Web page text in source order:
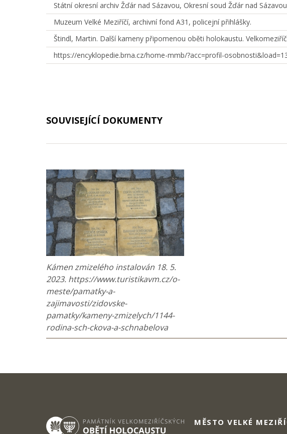
Státní okresní archiv Žďár nad Sázavou, Okresní soud Žďár nad
Muzeum Velké Meziříčí, archivní fond A31, policejní přihlášky.
Štindl, Martin. Další kameny připomenou oběti holokaustu.
https://encyklopedie.brna.cz/home-mmb/?acc=profil-
SOUVISEJÍCÍ DOKUMENTY
Kámen zmizelého instalován 18. 5.
2023. https://www.turistikavm.cz/o-
meste/pamatky-a-
zajimavosti/zidovske-
pamatky/kameny-zmizelych/1144-
rodina-sch-ckova-a-schnabelova
MĚSTO VELKÉ